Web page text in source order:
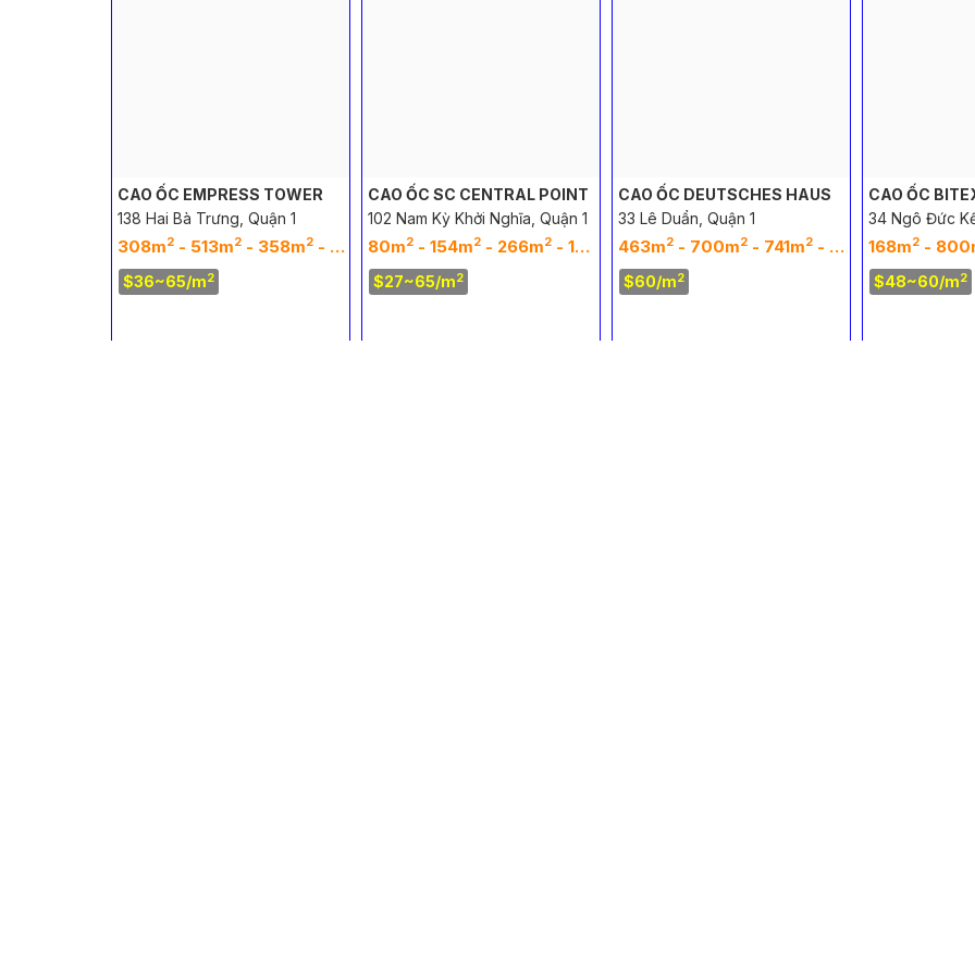
CAO ỐC EMPRESS TOWER
138 Hai Bà Trưng, Quận 1
308m2 - 513m2 - 358m2 - 263m 2- 620m2- 1240m2- 1163m
$36~65/m2
CAO ỐC SC CENTRAL POINT
102 Nam Kỳ Khởi Nghĩa, Quận 1
80m2 - 154m2 - 266m2 - 138m - 398m - 260m - 257m - 138m2- 395m2
$27~65/m2
CAO ỐC DEUTSCHES HAUS
33 Lê Duẩn, Quận 1
463m2 - 700m2 - 741m2 - 183m 2
$60/m2
CAO ỐC
34 Ngô Đức
168m2 -
$48~60/m2